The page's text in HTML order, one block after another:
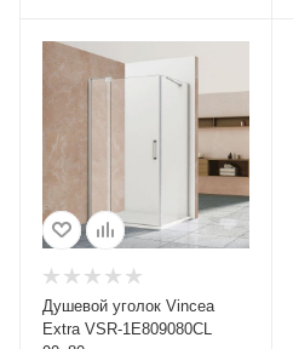
Душевой уголок Vincea
Extra VSR-1E809080CL